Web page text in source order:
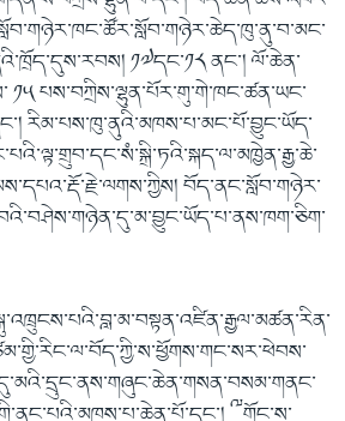
༡༧དང་༡༨ ནང་། ལོ་ཆེན་
༡༥ པས་བཀྲིས་ལྷུན་པོར་གུ་གེ་ཁང་ཚན་ཡང་
རིམ་པས་ཁུ་ནུའི་མཁས་པ་མང་པོ་བྱུང་ཡོད་
བོད་ནང་སློབ་གཉེར་